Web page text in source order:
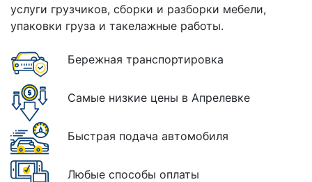
услуги грузчиков, сборки и разборки мебели,
упаковки груза и такелажные работы.
Бережная транспортировка
Самые низкие цены в Апрелевке
Быстрая подача автомобиля
Любые способы оплаты